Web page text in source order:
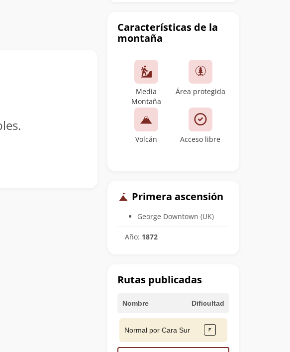
cumbre
Características de la
montaña
Media
Montaña
Área protegida
Volcán Acceso libre
Primera ascensión
George Downtown (UK)
Año: 1872
Rutas publicadas
Nombre Dificultad
Normal por Cara Sur